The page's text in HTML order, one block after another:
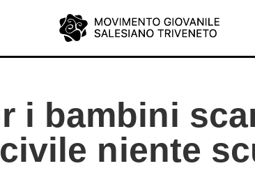
i bambini
niente